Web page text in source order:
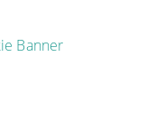
Banner